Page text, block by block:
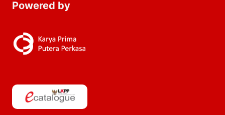
Powered by